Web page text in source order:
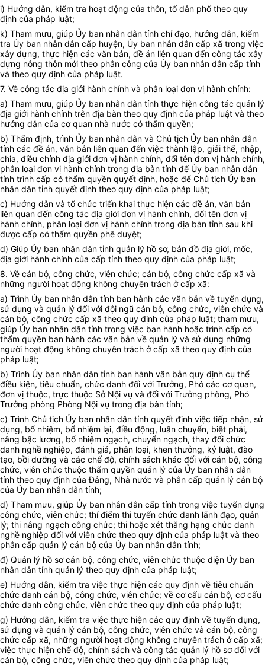
i) Hướng dẫn, kiểm tra hoạt động của thôn, tổ dân phố theo quy
định của pháp luật;
k) Tham mưu, giúp Ủy ban nhân dân tỉnh chỉ đạo, hướng dẫn, kiểm
tra Ủy ban nhân dân cấp huyện, Ủy ban nhân dân cấp xã trong việc
xây dựng, thực hiện các văn bản, đề án liên quan đến công tác xây
dựng nông thôn mới theo phân công của Ủy ban nhân dân cấp tỉnh
và theo quy định của pháp luật.
7. Về công tác địa giới hành chính và phân loại đơn vị hành chính:
a) Tham mưu, giúp Ủy ban nhân dân tỉnh thực hiện công tác quản lý
địa giới hành chính trên địa bàn theo quy định của pháp luật và theo
hướng dẫn của cơ quan nhà nước có thẩm quyền;
b) Thẩm định, trình Ủy ban nhân dân và Chủ tịch Ủy ban nhân dân
tỉnh các đề án, văn bản liên quan đến việc thành lập, giải thể, nhập,
chia, điều chỉnh địa giới đơn vị hành chính, đổi tên đơn vị hành chính,
phân loại đơn vị hành chính trong địa bàn tỉnh để Ủy ban nhân dân
tỉnh trình cấp có thẩm quyền quyết định, hoặc để Chủ tịch Ủy ban
nhân dân tỉnh quyết định theo quy định của pháp luật;
c) Hướng dẫn và tổ chức triển khai thực hiện các đề án, văn bản
liên quan đến công tác địa giới đơn vị hành chính, đổi tên đơn vị
hành chính, phân loại đơn vị hành chính trong địa bàn tỉnh sau khi
được cấp có thẩm quyền phê duyệt;
d) Giúp Ủy ban nhân dân tỉnh quản lý hồ sơ, bản đồ địa giới, mốc,
địa giới hành chính của cấp tỉnh theo quy định của pháp luật;
8. Về cán bộ, công chức, viên chức; cán bộ, công chức cấp xã và
những người hoạt động không chuyên trách ở cấp xã:
a) Trình Ủy ban nhân dân tỉnh ban hành các văn bản về tuyển dụng,
sử dụng và quản lý đối với đội ngũ cán bộ, công chức, viên chức và
cán bộ, công chức cấp xã theo quy định của pháp luật; tham mưu,
giúp Ủy ban nhân dân tỉnh trong việc ban hành hoặc trình cấp có
thẩm quyền ban hành các văn bản về quản lý và sử dụng những
người hoạt động không chuyên trách ở cấp xã theo quy định của
pháp luật;
b) Trình Ủy ban nhân dân tỉnh ban hành văn bản quy định cụ thể
điều kiện, tiêu chuẩn, chức danh đối với Trưởng, Phó các cơ quan,
đơn vị thuộc, trực thuộc Sở Nội vụ và đối với Trưởng phòng, Phó
Trưởng phòng Phòng Nội vụ trong địa bàn tỉnh;
c) Trình Chủ tịch Ủy ban nhân dân tỉnh quyết định việc tiếp nhận, sử
dụng, bổ nhiệm, bổ nhiệm lại, điều động, luân chuyển, biệt phái,
nâng bậc lương, bổ nhiệm ngạch, chuyển ngạch, thay đổi chức
danh nghề nghiệp, đánh giá, phân loại, khen thưởng, kỷ luật, đào
tạo, bồi dưỡng và các chế độ, chính sách khác đối với cán bộ, công
chức, viên chức thuộc thẩm quyền quản lý của Ủy ban nhân dân
tỉnh theo quy định của Đảng, Nhà nước và phân cấp quản lý cán bộ
của Ủy ban nhân dân tỉnh;
d) Tham mưu, giúp Ủy ban nhân dân cấp tỉnh trong việc tuyển dụng
công chức, viên chức; thí điểm thi tuyển chức danh lãnh đạo, quản
lý; thi nâng ngạch công chức; thi hoặc xét thăng hạng chức danh
nghề nghiệp đối với viên chức theo quy định của pháp luật và theo
phân cấp quản lý cán bộ của Ủy ban nhân dân tỉnh;
đ) Quản lý hồ sơ cán bộ, công chức, viên chức thuộc diện Ủy ban
nhân dân tỉnh quản lý theo quy định của pháp luật;
e) Hướng dẫn, kiểm tra việc thực hiện các quy định về tiêu chuẩn
chức danh cán bộ, công chức, viên chức; về cơ cấu cán bộ, cơ cấu
chức danh công chức, viên chức theo quy định của pháp luật;
g) Hướng dẫn, kiểm tra việc thực hiện các quy định về tuyển dụng,
sử dụng và quản lý cán bộ, công chức, viên chức và cán bộ, công
chức cấp xã, những người hoạt động không chuyên trách ở cấp xã;
việc thực hiện chế độ, chính sách và công tác quản lý hồ sơ đối với
cán bộ, công chức, viên chức theo quy định của pháp luật;